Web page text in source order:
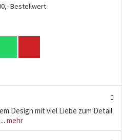
Bestellwert
Design mit viel Liebe zum Detail
mehr